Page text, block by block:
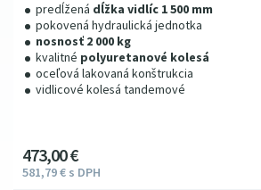
predĺžená dĺžka vidlíc 1 500 mm
pokovená hydraulická jednotka
nosnosť 2 000 kg
kvalitné polyuretanové kolesá
oceľová lakovaná konštrukcia
vidlicové kolesá tandemové
473 00€
581 79€ s DPH